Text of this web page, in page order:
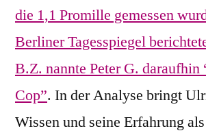
die 1,1 Promille gemessen
Berliner Tagesspiegel
B.Z. nannte Peter G. daraufhin
Cop”. In der Analyse bringt
Wissen und seine Erfahrung als